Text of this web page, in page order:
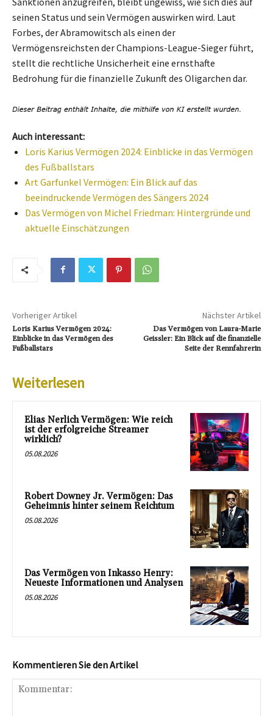
seinen Status und sein Vermögen auswirken wird. Laut
Forbes, der Abramowitsch als einen der
Vermögensreichsten der Champions-League-Sieger führt,
stellt die rechtliche Unsicherheit eine ernsthafte
Bedrohung für die finanzielle Zukunft des Oligarchen dar.
Auch interessant:
Loris Karius Vermögen 2024: Einblicke in das Vermögen
des Fußballstars
Art Garfunkel Vermögen: Ein Blick auf das
beeindruckende Vermögen des Sängers 2024
Das Vermögen von Michel Friedman: Hintergründe und
aktuelle Einschätzungen
Vorheriger Artikel
Loris Karius Vermögen 2024:
Einblicke in das Vermögen des
Fußballstars
Nächster Artikel
Das Vermögen von Laura-Marie
Geissler: Ein Blick auf die finanzielle
Seite der Rennfahrerin
Weiterlesen
Elias Nerlich Vermögen: Wie reich
ist der erfolgreiche Streamer
wirklich?
05.08.2026
Robert Downey Jr. Vermögen: Das
Geheimnis hinter seinem Reichtum
05.08.2026
Das Vermögen von Inkasso Henry:
Neueste Informationen und Analysen
05.08.2026
Kommentieren Sie den Artikel